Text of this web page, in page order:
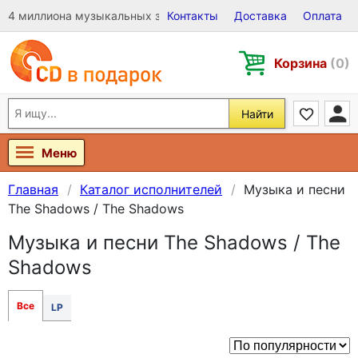
4 миллиона музыкальных записей на Виниле, CD и DVD
Контакты Доставка Оплата
Корзина (0)
Найти
Меню
Главная Каталог исполнителей
Музыка и песни
The Shadows / The Shadows
Музыка и песни The Shadows / The
Shadows
Все LP